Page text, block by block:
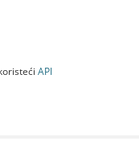
API